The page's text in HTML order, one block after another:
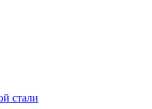
стали